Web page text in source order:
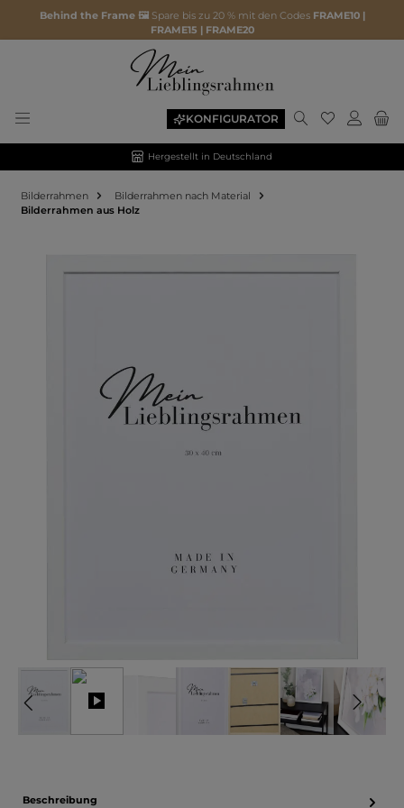
Behind the Frame 🖼️ Spare bis zu 20 % mit den Codes FRAME10 |
FRAME15 | FRAME20
KONFIGURATOR
Hergestellt in Deutschland
Bilderrahmen
Bilderrahmen nach Material
Bilderrahmen aus Holz
Beschreibung